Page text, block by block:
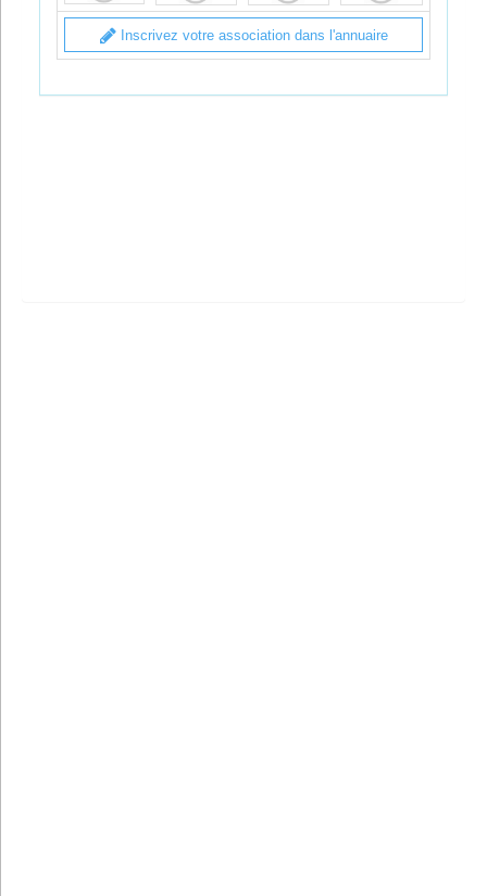
Inscrivez votre association dans l'annuaire